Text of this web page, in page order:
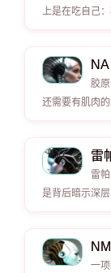
上是在吃自己
胶
还需要有肌肉
雷
雷
是背后暗示深
一